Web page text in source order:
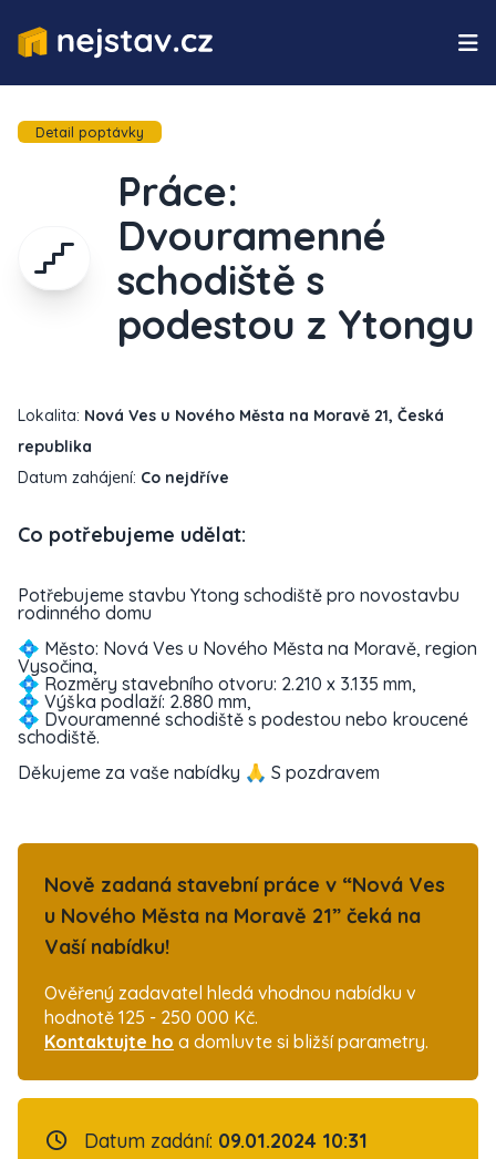
Detail poptávky
Práce:
Dvouramenné
schodiště s
podestou z Ytongu
Lokalita: Nová Ves u Nového Města na Moravě 21, Česká
republika
Datum zahájení: Co nejdříve
Co potřebujeme udělat:
Potřebujeme stavbu Ytong schodiště pro novostavbu
rodinného domu
💠 Město: Nová Ves u Nového Města na Moravě, region
Vysočina,
💠 Rozměry stavebního otvoru: 2.210 x 3.135 mm,
💠 Výška podlaží: 2.880 mm,
💠 Dvouramenné schodiště s podestou nebo kroucené
schodiště.
Děkujeme za vaše nabídky 🙏 S pozdravem
Nově zadaná stavební práce v “Nová Ves
u Nového Města na Moravě 21” čeká na
Vaší nabídku!
Ověřený zadavatel hledá vhodnou nabídku v
hodnotě 125 - 250 000 Kč.
Kontaktujte ho a domluvte si bližší parametry.
Datum zadání: 09.01.2024 10:31